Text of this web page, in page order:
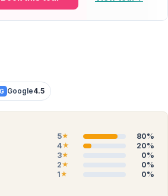
G Google4.5
5★
80%
4★
20%
3★
0%
2★
0%
1★ 0%